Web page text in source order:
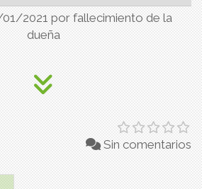
2021 por fallecimiento de la
dueña
Sin comentarios